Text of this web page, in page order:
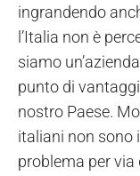
ingrandendo
l’Italia non è
siamo
punto di
nostro Paese.
italiani non sono
problema per